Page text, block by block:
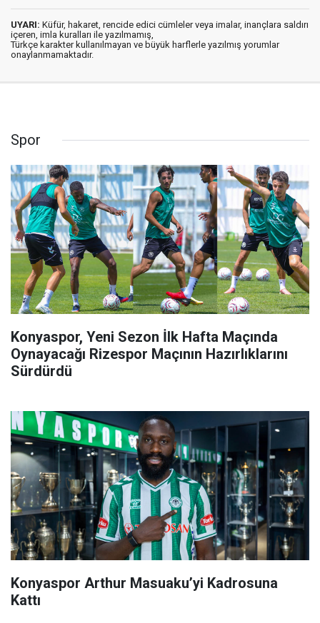
UYARI: Küfür, hakaret, rencide edici cümleler veya imalar, inançlara saldırı
içeren, imla kuralları ile yazılmamış,
Türkçe karakter kullanılmayan ve büyük harflerle yazılmış yorumlar
onaylanmamaktadır.
Spor
Konyaspor, Yeni Sezon İlk Hafta Maçında
Oynayacağı Rizespor Maçının Hazırlıklarını
Sürdürdü
Konyaspor Arthur Masuaku’yi Kadrosuna
Kattı